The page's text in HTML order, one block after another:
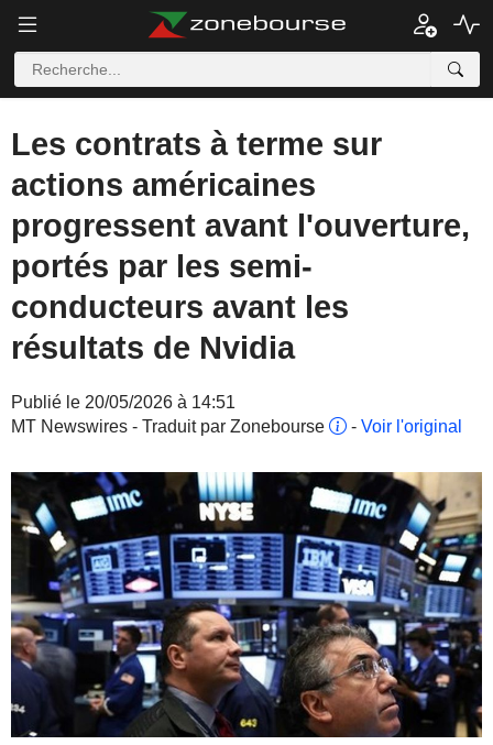
Les contrats à terme sur
actions américaines
progressent avant l'ouverture,
portés par les semi-
conducteurs avant les
résultats de Nvidia
Publié le 20/05/2026 à 14:51
MT Newswires - Traduit par Zonebourse
- Voir l'original